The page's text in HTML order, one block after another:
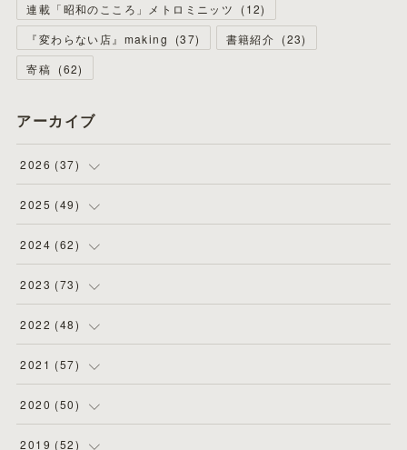
連載「昭和のこころ」メトロミニッツ
(12)
『変わらない店』making
(37) 書籍紹介 (23)
寄稿 (62)
アーカイブ
2026 (37)
(4)
(8)
(2)
( 11
2025 (49)
(3)
(4)
(3)
(4)
2024 (62)
(4)
(5)
(5)
(3 )
2023 (73)
(8)
(6)
(7)
(5)
2022 (48)
(4)
(4)
(5)
2021 (57)
(6)
(8)
2020 (50)
(2)
2019 (52)